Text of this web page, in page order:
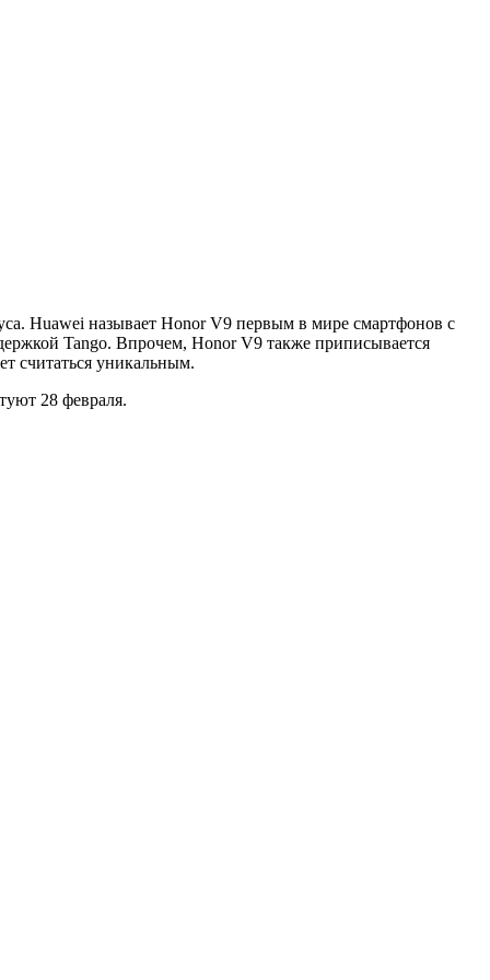
Huawei называет Honor V9 первым в мире смартфонов с
Tango. Впрочем, Honor V9 также приписывается
считаться уникальным.
28 февраля.